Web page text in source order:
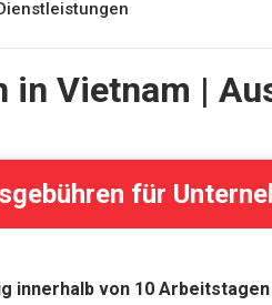
Vietnam |
für
innerhalb von 10 Arbeitstagen